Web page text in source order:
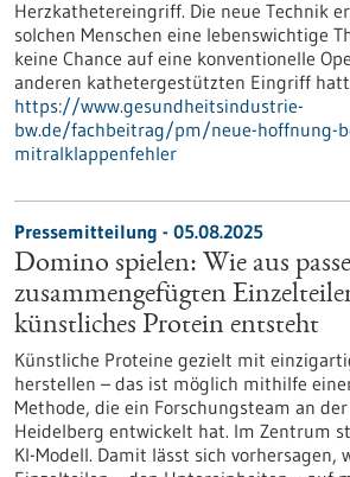
Herzkathetereingriff. Die neue Technik
solchen Menschen eine lebenswichtige
keine Chance auf eine konventionelle
anderen kathetergestützten Eingriff
https://www.gesundheitsindustrie-
bw.de/fachbeitrag/pm/neue-hoffnung-
mitralklappenfehler
Pressemitteilung - 05.08.2025
Domino spielen: Wie aus
zusammengefügten
künstliches Protein entsteht
Künstliche Proteine gezielt mit
herstellen – das ist möglich mithilfe
Methode, die ein Forschungsteam an
Heidelberg entwickelt hat. Im Zentrum
KI-Modell. Damit lässt sich vorhersagen,